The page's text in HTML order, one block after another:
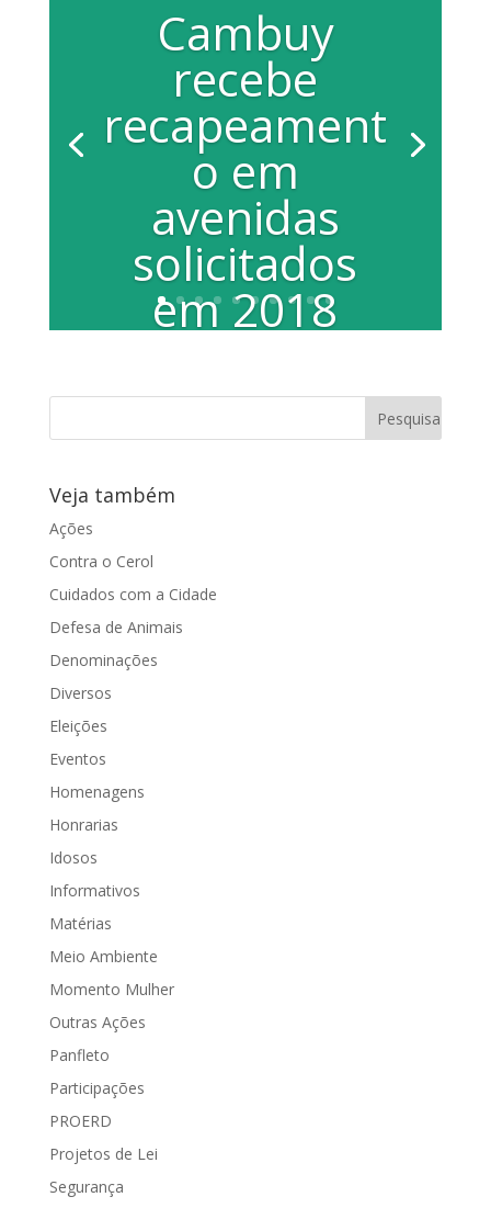
Cambuy
recebe
recapeament
o em
avenidas
solicitados
em 2018
Veja também
Ações
Contra o Cerol
Cuidados com a Cidade
Defesa de Animais
Denominações
Diversos
Eleições
Eventos
Homenagens
Honrarias
Idosos
Informativos
Matérias
Meio Ambiente
Momento Mulher
Outras Ações
Panfleto
Participações
PROERD
Projetos de Lei
Segurança